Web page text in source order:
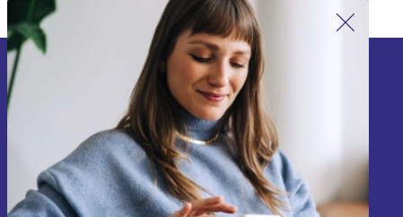
Užsiprenumeruok mūsų naujienlaiškį!
Nebepraleisk nė vieno pasiūlymo.